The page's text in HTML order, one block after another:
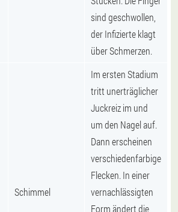
sind geschwollen,
der Infizierte klagt
über Schmerzen.
Schimmel
Im ersten Stadium
tritt unerträglicher
Juckreiz im und
um den Nagel auf.
Dann erscheinen
verschiedenfarbige
Flecken. In einer
vernachlässigten
Form ändert die